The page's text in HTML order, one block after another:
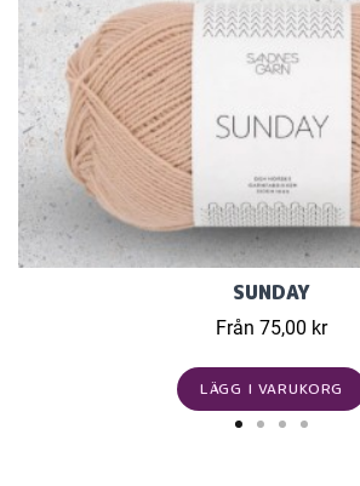
SUNDAY
Från 75,00 kr
LÄGG I VARUKORG